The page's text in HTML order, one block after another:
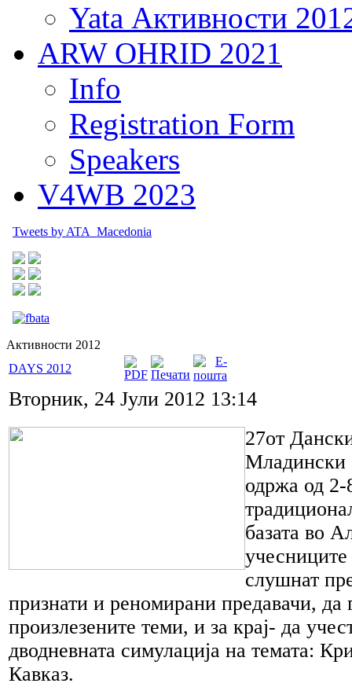
Yata Активности
ARW OHRID 2021
Info
Registration Form
Speakers
V4WB 2023
Tweets by ATA_Macedonia
Активности 2012
DAYS 2012
Вторник, 24 Јули 2012 13:14
27от
Младински
одржа од 2-
базата во
слушнат
признати и реномирани предавачи, да
произлезените теми, и за крај- да
дводневната симулација на темата:
Кавказ.